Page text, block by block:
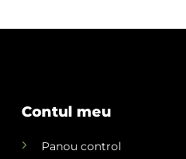
Contul meu
Panou control